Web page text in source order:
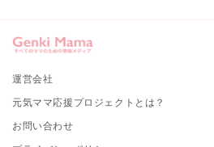
運営会社
元気ママ応援プロジェクトとは？
お問い合わせ